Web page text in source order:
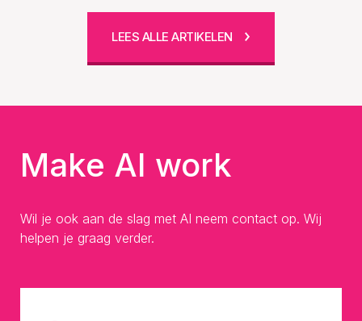
LEES ALLE ARTIKELEN
Make AI work
Wil je ook aan de slag met AI neem contact op. Wij
helpen je graag verder.